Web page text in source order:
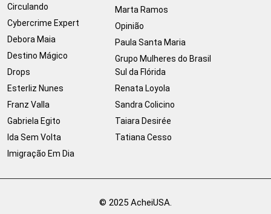
Circulando
Cybercrime Expert
Debora Maia
Destino Mágico
Drops
Esterliz Nunes
Franz Valla
Gabriela Egito
Ida Sem Volta
Imigração Em Dia
Marta Ramos
Opinião
Paula Santa Maria
Grupo Mulheres do Brasil
Sul da Flórida
Renata Loyola
Sandra Colicino
Taiara Desirée
Tatiana Cesso
© 2025 AcheiUSA.